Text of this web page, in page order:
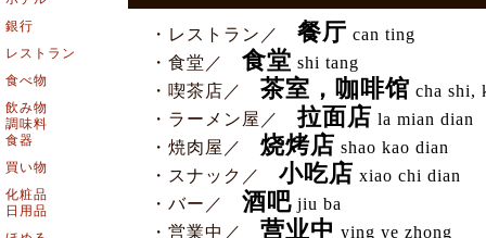
銀行
レストラン
食べ物
飲み物
調味料
食器
買い物
化粧品
日用品
・レストラン／ 餐厅 can ting
・食堂／
食堂 shi tang
・喫茶店／
茶室，咖啡馆 cha shi,
・ラーメン屋／
拉面店 la mian dian
・焼肉屋／
烧烤店 shao kao dian
・スナック／
小吃店 xiao chi dian
・バー／
酒吧 jiu ba
・営業中／
营业中 ying ye zhong